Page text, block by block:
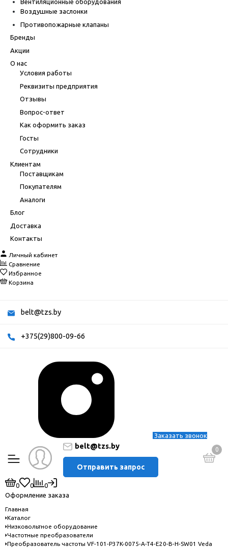
Вентиляционные оборудования
Воздушные заслонки
Противопожарные клапаны
Бренды
Акции
О нас
Условия работы
Реквизиты предприятия
Отзывы
Вопрос-ответ
Как оформить заказ
Госты
Сотрудники
Клиентам
Поставщикам
Покупателям
Аналоги
Блог
Доставка
Контакты
Личный кабинет
Сравнение
Избранное
Корзина
belt@tzs.by
+375(29)800-09-66
Заказать звонок
belt@tzs.by
Отправить запрос
0
0 0
0
Оформление заказа
Главная
Каталог
Низковольтное оборудование
Частотные преобразователи
Преобразователь частоты VF-101-P37K-0075-A-T4-E20-B-H-SW01 Veda